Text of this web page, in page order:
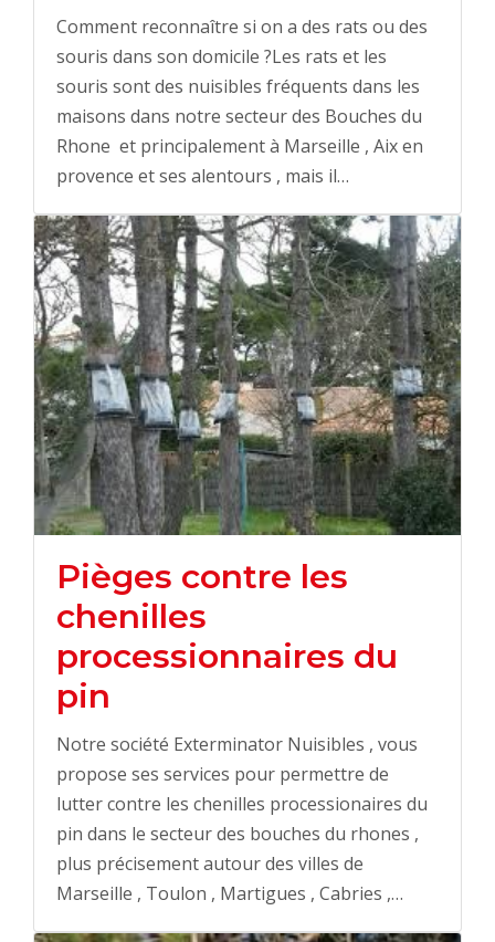
Comment reconnaître si on a des rats ou des
souris dans son domicile ?Les rats et les
souris sont des nuisibles fréquents dans les
maisons dans notre secteur des Bouches du
Rhone et principalement à Marseille , Aix en
provence et ses alentours , mais il…
Pièges contre les
chenilles
processionnaires du
pin
Notre société Exterminator Nuisibles , vous
propose ses services pour permettre de
lutter contre les chenilles processionaires du
pin dans le secteur des bouches du rhones ,
plus précisement autour des villes de
Marseille , Toulon , Martigues , Cabries ,…